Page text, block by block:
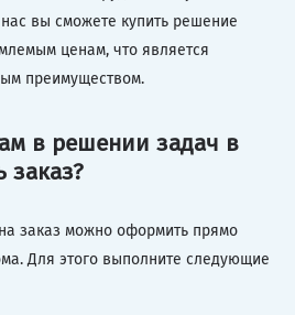
вы сможете купить решение
ценам, что является
преимуществом.
в решении задач в
заказ?
заказ можно оформить прямо
Для этого выполните следующие